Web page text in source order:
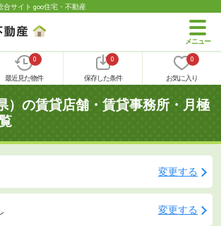
合サイト goo住宅・不動産
0
最近見た物件
0
保存した条件
0
お気に入り
）の賃貸店舗・賃貸事務所・月極
変更する
変更する